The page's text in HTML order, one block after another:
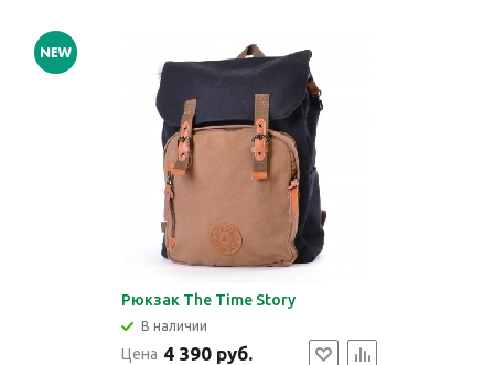
Рюкзак The Time Story
В наличии
Цена 4 390 руб.